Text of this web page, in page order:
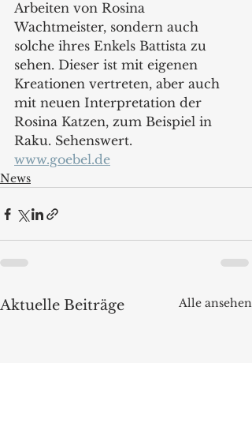
Arbeiten von Rosina
Wachtmeister, sondern auch
solche ihres Enkels Battista zu
sehen. Dieser ist mit eigenen
Kreationen vertreten, aber auch
mit neuen Interpretation der
Rosina Katzen, zum Beispiel in
Raku. Sehenswert.
www.goebel.de
News
Aktuelle Beiträge Alle ansehen